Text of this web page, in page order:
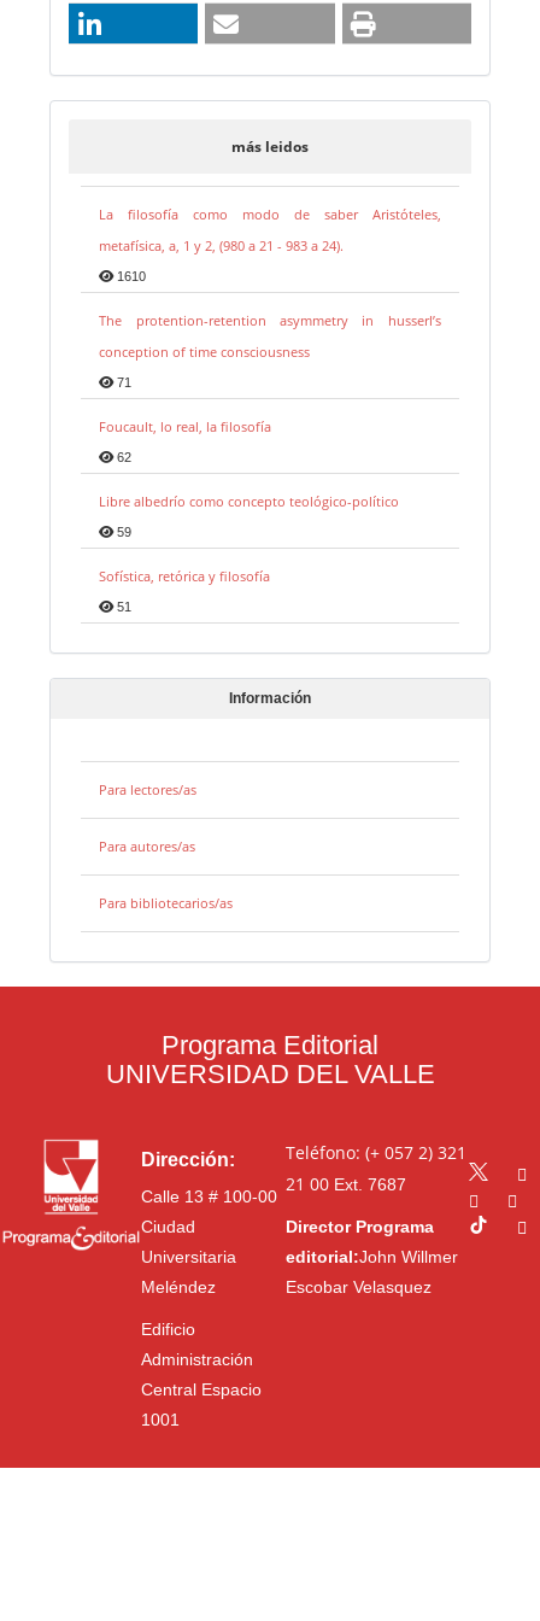
más leidos
La filosofía como modo de saber Aristóteles,
metafísica, a, 1 y 2, (980 a 21 - 983 a 24).
1610
The protention-retention asymmetry in husserl’s
conception of time consciousness
71
Foucault, lo real, la filosofía
62
Libre albedrío como concepto teológico-político
59
Sofística, retórica y filosofía
51
Información
Para lectores/as
Para autores/as
Para bibliotecarios/as
Programa Editorial
UNIVERSIDAD DEL VALLE
Dirección:
Calle 13 # 100-00
Ciudad
Universitaria
Meléndez
Edificio
Administración
Central Espacio
1001
Teléfono: (+ 057 2) 321
21 00Ext. 7687
Director Programa
editorial:John Willmer
Escobar Velasquez